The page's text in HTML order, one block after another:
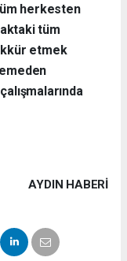
herkesten
tüm
etmek
AYDIN HABERİ